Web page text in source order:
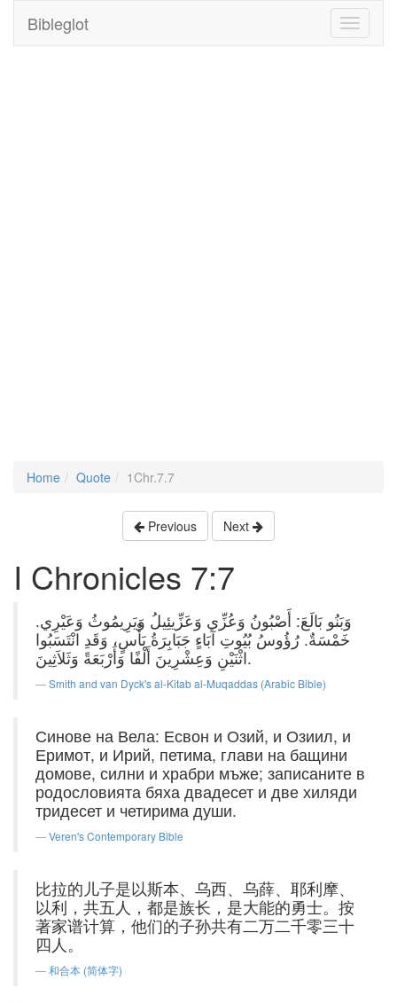
Toggle
Bibleglot
Home Quote 1Chr.7.7
Previous Next
I Chronicles 7:7
وَبَنُو بَالَعَ: أَصْبُونُ وَعُزِّي وَعَزِّيئِيلُ وَيَرِيمُوثُ وَعَيْرِي.
خَمْسَةٌ. رُؤُوسُ بُيُوتِ آبَاءٍ جَبَابِرَةُ بَأْسٍ، وَقَدِ انْتَسَبُوا
اثْنَيْنِ وَعِشْرِينَ أَلْفًا وَأَرْبَعَةً وَثَلاَثِينَ.
Smith and van Dyck's al-Kitab al-Muqaddas (Arabic Bible)
Синове на Вела: Есвон и Озий, и Озиил, и
Еримот, и Ирий, петима, глави на бащини
домове, силни и храбри мъже; записаните в
родословията бяха двадесет и две хиляди
тридесет и четирима души.
Veren's Contemporary Bible
比拉的儿子是以斯本、乌西、乌薛、耶利摩、
以利，共五人，都是族长，是大能的勇士。按
著家谱计算，他们的子孙共有二万二千零三十
四人。
和合本 (简体字)